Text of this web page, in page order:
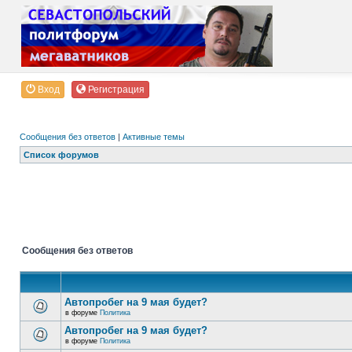
Вход Регистрация
Сообщения без ответов | Активные темы
Список форумов
Сообщения без ответов
Автопробег на 9 мая будет?
в форуме Политика
Автопробег на 9 мая будет?
в форуме Политика